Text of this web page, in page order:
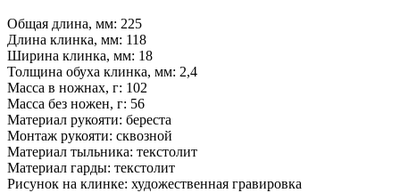
Общая длина, мм: 225
Длина клинка, мм: 118
Ширина клинка, мм: 18
Толщина обуха клинка, мм: 2,4
Масса в ножнах, г: 102
Масса без ножен, г: 56
Материал рукояти: береста
Монтаж рукояти: сквозной
Материал тыльника: текстолит
Материал гарды: текстолит
Рисунок на клинке: художественная гравировка